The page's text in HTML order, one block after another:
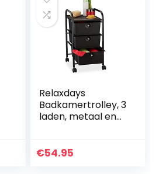
Relaxdays
Badkamertrolley, 3
laden, metaal en
badkamer,
€54.95